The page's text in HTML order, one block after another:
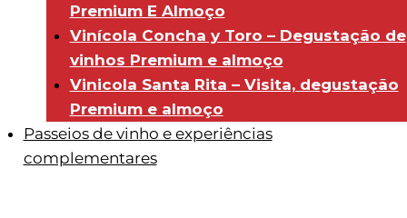
Premium E Almoço
Vinícola Concha y Toro – Degustação de
vinhos Premium e almoço
Vinicola Santa Rita – Visita, degustação
Premium e almoço
Passeios de vinho e experiências
complementares